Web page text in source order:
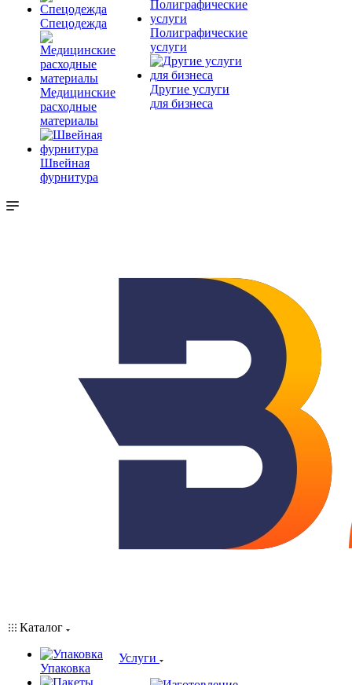
Спецодежда
Медицинские
расходные
материалы
Швейная
фурнитура
Полиграфические
услуги
Другие услуги
для бизнеса
Каталог
Упаковка
Услуги